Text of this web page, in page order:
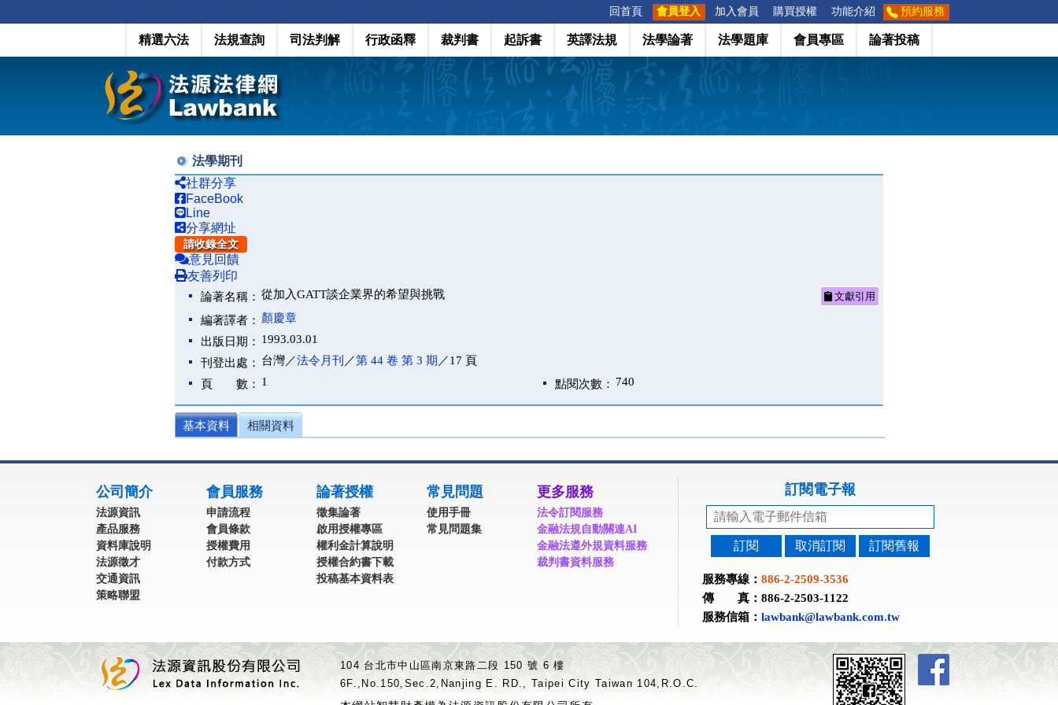
回首頁 會員登入 加入會員 購買授權 功能介紹 預約服務
精選六法 法規查詢 司法判解 行政函釋 裁判書 起訴書 英譯法規 法學論著 法學題庫 會員專區 論著投稿
法學期刊
社群分享
FaceBook
Line
分享網址
請收錄全文
意見回饋
友善列印
論著名稱： 從加入GATT談企業界的希望與挑戰 文獻引用
編著譯者： 顏慶章
出版日期： 1993.03.01
刊登出處： 台灣／法令月刊 ／第 44 卷 第 3 期 ／17 頁
頁 數： 1 點閱次數： 740
基本資料 相關資料
公司簡介
法源資訊
產品服務
資料庫說明
法源徵才
交通資訊
策略聯盟
會員服務
申請流程
會員條款
授權費用
付款方式
論著授權
徵集論著
啟用授權專區
權利金計算說明
授權合約書下載
投稿基本資料表
常見問題
使用手冊
常見問題集
更多服務
法令訂閱服務
金融法規自動關連AI
金融法遵外規資料服務
裁判書資料服務
訂閱電子報
訂閱 取消訂閱 訂閱舊報
服務專線： 886-2-2509-3536
傳 真：886-2-2503-1122
服務信箱： lawbank@lawbank.com.tw
104 台北市中山區南京東路二段 150 號 6 樓
6F.,No.150,Sec.2,Nanjing E. RD., Taipei City Taiwan 104,R.O.C.